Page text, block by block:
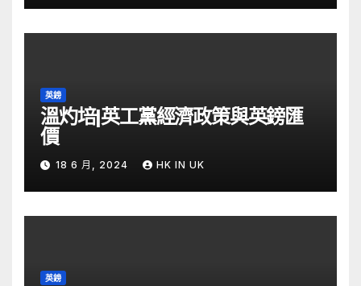
英鎊
溫灼培|英工黨經濟政策與英鎊匯
價
18 6 月, 2024 HK IN UK
英鎊